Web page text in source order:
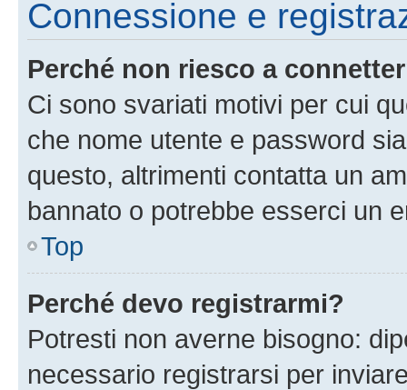
Connessione e
Perché non riesco a
Ci sono svariati motivi per cui
che nome utente e password
questo, altrimenti contatta un
bannato o potrebbe esserci un
Top
Perché devo registrarmi?
Potresti non averne bisogno:
necessario registrarsi per